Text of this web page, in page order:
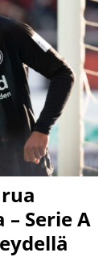
Serie A